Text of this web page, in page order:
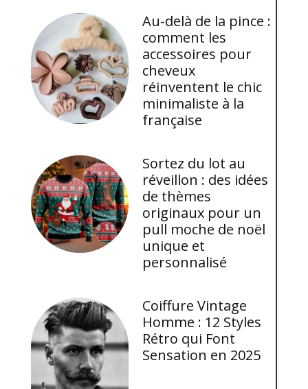
Au-delà de la pince :
comment les
accessoires pour
cheveux
réinventent le chic
minimaliste à la
française
Sortez du lot au
réveillon : des idées
de thèmes
originaux pour un
pull moche de noël
unique et
personnalisé
Coiffure Vintage
Homme : 12 Styles
Rétro qui Font
Sensation en 2025